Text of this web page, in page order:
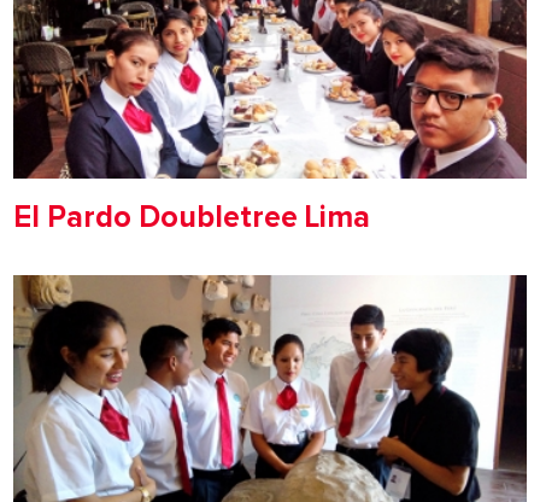
El Pardo Doubletree Lima